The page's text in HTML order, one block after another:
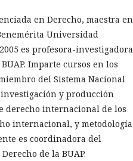
en Derecho, maestra en
Universidad
es profesora-investigadora
Imparte cursos en los
del Sistema Nacional
y producción
derecho internacional de los
internacional, y metodología
es coordinadora del
de la BUAP.